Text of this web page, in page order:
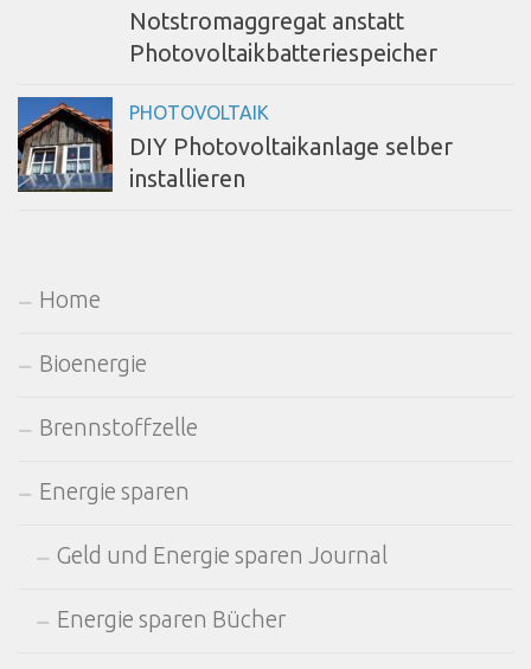
Notstromaggregat anstatt
Photovoltaikbatteriespeicher
PHOTOVOLTAIK
DIY Photovoltaikanlage selber
installieren
Home
Bioenergie
Brennstoffzelle
Energie sparen
Geld und Energie sparen Journal
Energie sparen Bücher